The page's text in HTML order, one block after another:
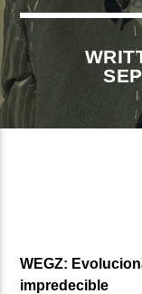
CURRENT TRACK
TITLE
ARTIST
WEGZ:
impredecible